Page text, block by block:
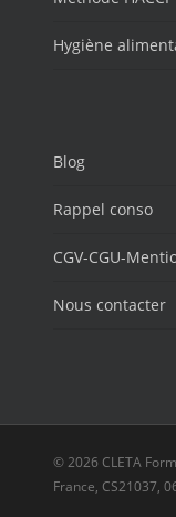
Hygiène
Blog
Rappel conso
CGV-CGU-
Nous contacter
© 2026 CLETA
France, CS21037,